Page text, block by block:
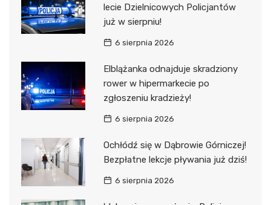
lecie Dzielnicowych Policjantów
już w sierpniu!
6 sierpnia 2026
Elblążanka odnajduje skradziony
rower w hipermarkecie po
zgłoszeniu kradzieży!
6 sierpnia 2026
Ochłódź się w Dąbrowie Górniczej!
Bezpłatne lekcje pływania już dziś!
6 sierpnia 2026